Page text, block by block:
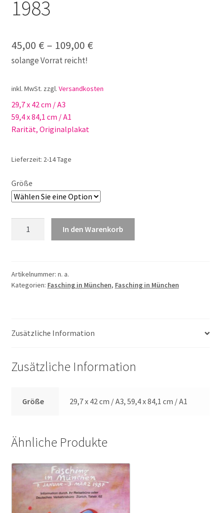
1983
45,00 € – 109,00 €
solange Vorrat reicht!
inkl. MwSt. zzgl. Versandkosten
29,7 x 42 cm / A3
59,4 x 84,1 cm / A1
Rarität, Originalplakat
Lieferzeit: 2-14 Tage
Größe
Menge
In den Warenkorb
Artikelnummer: n. a.
Kategorien: Fasching in München, Fasching in München
Zusätzliche Information
Zusätzliche Information
Größe 29,7 x 42 cm / A3, 59,4 x 84,1 cm / A1
Ähnliche Produkte